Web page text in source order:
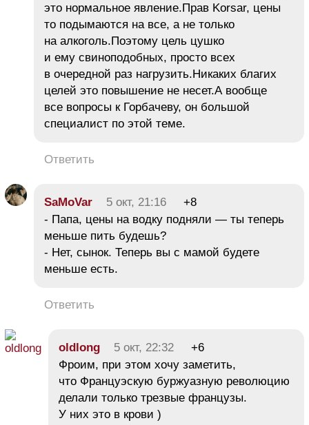
это нормальное явление.Прав Korsar, цены
то подымаются на все, а не только
на алкоголь.Поэтому цель цушко
и ему свиноподобных, просто всех
в очередной раз нагрузить.Никаких благих
целей это повышение не несет.А вообще
все вопросы к Горбачеву, он большой
специалист по этой теме.
Ответить
SaMoVar 5 окт, 21:16
+8
- Папа, цены на водку подняли — ты теперь
меньше пить будешь?
- Нет, сынок. Теперь вы с мамой будете
меньше есть.
Ответить
oldlong 5 окт, 22:32
+6
Фроим, при этом хочу заметить,
что Француэскую буржуазную революцию
делали только трезвые французы.
У них это в крови )